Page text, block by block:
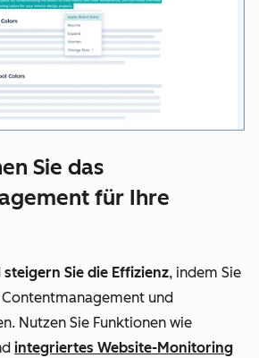
Sie das
für Ihre
steigern Sie die Effizienz, indem Sie
und
Nutzen Sie Funktionen wie
integriertes Website-Monitoring